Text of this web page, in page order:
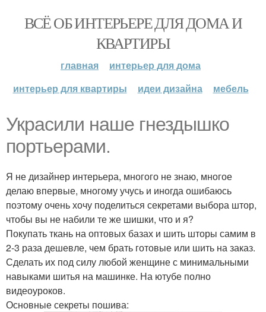
ВСЁ ОБ ИНТЕРЬЕРЕ ДЛЯ ДОМА И
КВАРТИРЫ
главная
интерьер для дома
интерьер для квартиры
идеи дизайна мебель
Украсили наше гнездышко
портьерами.
Я не дизайнер интерьера, многого не знаю, многое
делаю впервые, многому учусь и иногда ошибаюсь
поэтому очень хочу поделиться секретами выбора штор,
чтобы вы не набили те же шишки, что и я?
Покупать ткань на оптовых базах и шить шторы самим в
2-3 раза дешевле, чем брать готовые или шить на заказ.
Сделать их под силу любой женщине с минимальными
навыками шитья на машинке. На ютубе полно
видеоуроков.
Основные секреты пошива: